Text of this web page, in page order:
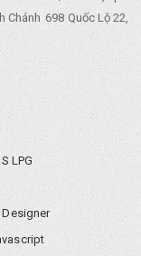
Chánh 698 Quốc Lộ 22,
LPG
Designer